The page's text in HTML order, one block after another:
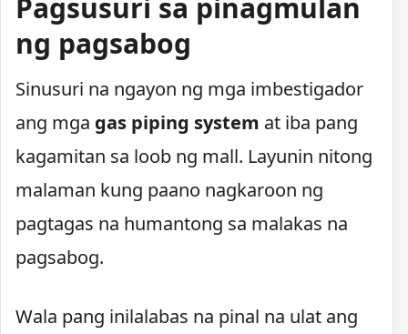
Pagsusuri sa pinagmulan
ng pagsabog
Sinusuri na ngayon ng mga imbestigador
ang mga gas piping system at iba pang
kagamitan sa loob ng mall. Layunin nitong
malaman kung paano nagkaroon ng
pagtagas na humantong sa malakas na
pagsabog.
Wala pang inilalabas na pinal na ulat ang